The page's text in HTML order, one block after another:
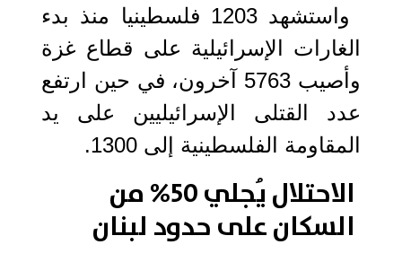
واستشهد 1203 فلسطينيا منذ بدء
الغارات الإسرائيلية على قطاع غزة
وأصيب 5763 آخرون، في حين ارتفع
عدد القتلى الإسرائيليين على يد
المقاومة الفلسطينية إلى 1300.
الاحتلال يُجلي 50% من
السكان على حدود لبنان